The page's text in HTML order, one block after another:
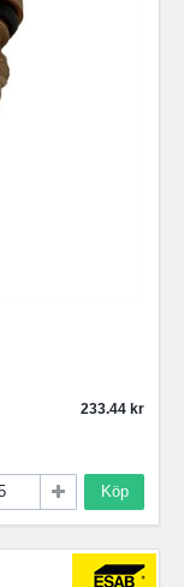
233.44
Köp